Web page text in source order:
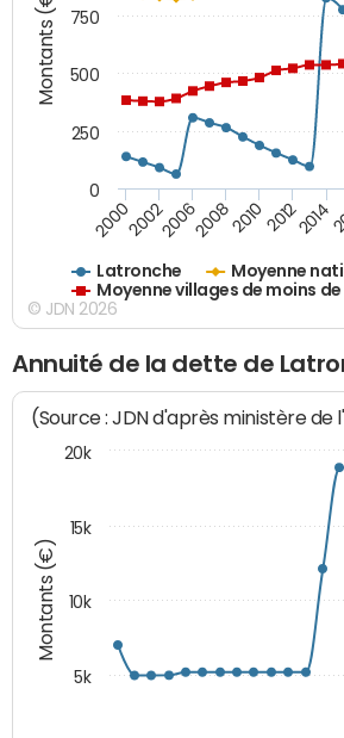
Montants (€)
Latronche
Moyenne
Moyenne villages de moins
2000200220062008201020122014
0
250
500
750
© JDN 2026
Annuité de la dette de
Montants (€)
(Source : JDN d'après ministère de
5k
10k
15k
20k